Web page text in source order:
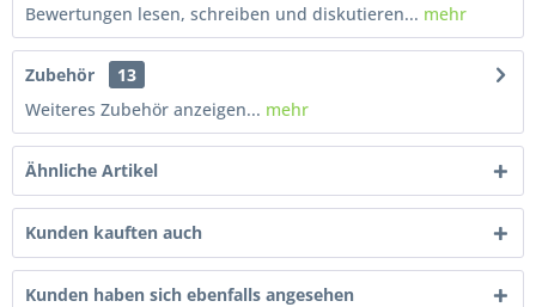
Bewertungen lesen, schreiben und diskutieren... mehr
Zubehör
13
Weiteres Zubehör anzeigen... mehr
Ähnliche Artikel
Kunden kauften auch
Kunden haben sich ebenfalls angesehen